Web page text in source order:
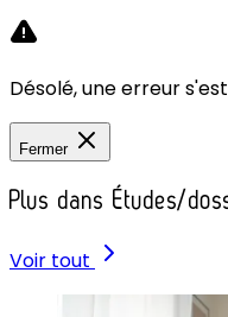
Désolé, une erreur
Fermer
Plus dans Études/
Voir tout